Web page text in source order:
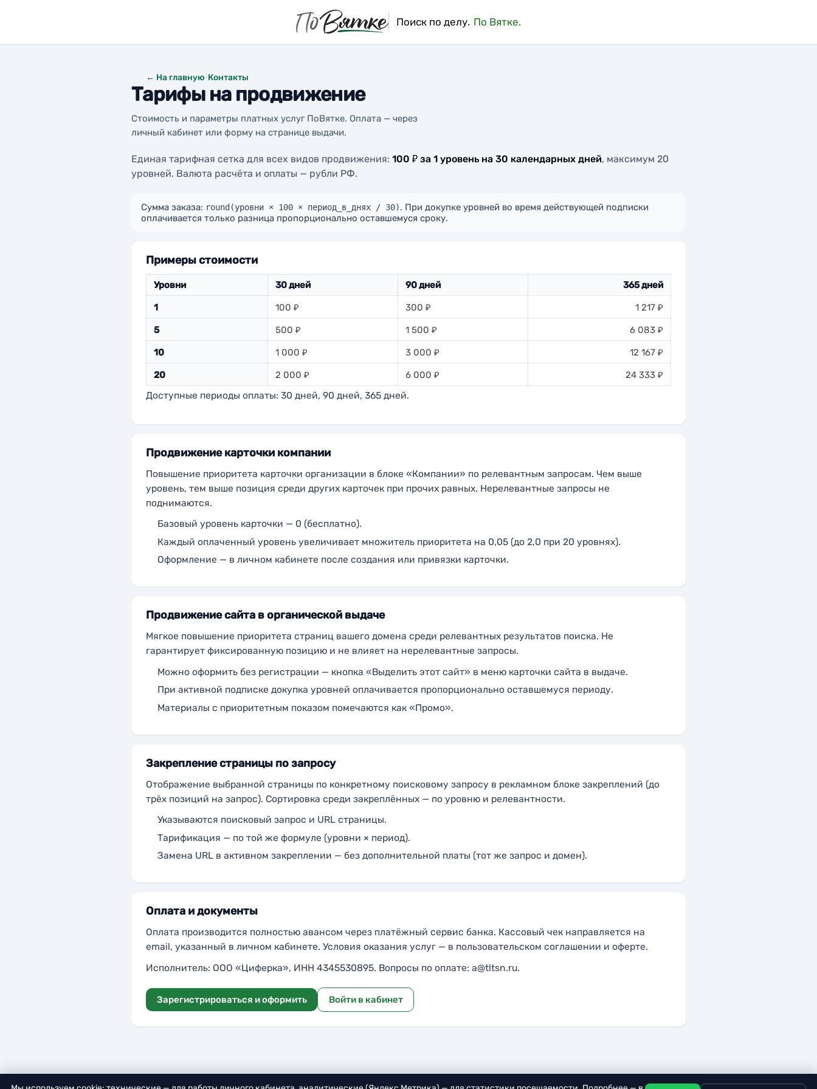
Поиск по делу. По Вятке.
← На главную·Контакты
Тарифы на продвижение
Стоимость и параметры платных услуг ПоВятке. Оплата — через
личный кабинет или форму на странице выдачи.
Единая тарифная сетка для всех видов продвижения: 100 ₽ за 1 уровень на 30 календарных дней, максимум 20
уровней. Валюта расчёта и оплаты — рубли РФ.
Сумма заказа: round(уровни × 100 × период_в_днях / 30). При докупке уровней во время действующей подписки
оплачивается только разница пропорционально оставшемуся сроку.
Примеры стоимости
Уровни 30 дней 90 дней 365 дней
1 100 ₽ 300 ₽ 1 217 ₽
5 500 ₽ 1 500 ₽ 6 083 ₽
10 1 000 ₽ 3 000 ₽ 12 167 ₽
20 2 000 ₽ 6 000 ₽ 24 333 ₽
Доступные периоды оплаты: 30 дней, 90 дней, 365 дней.
Продвижение карточки компании
Повышение приоритета карточки организации в блоке «Компании» по релевантным запросам. Чем выше
уровень, тем выше позиция среди других карточек при прочих равных. Нерелевантные запросы не
поднимаются.
Базовый уровень карточки — 0 (бесплатно).
Каждый оплаченный уровень увеличивает множитель приоритета на 0,05 (до 2,0 при 20 уровнях).
Оформление — в личном кабинете после создания или привязки карточки.
Продвижение сайта в органической выдаче
Мягкое повышение приоритета страниц вашего домена среди релевантных результатов поиска. Не
гарантирует фиксированную позицию и не влияет на нерелевантные запросы.
Можно оформить без регистрации — кнопка «Выделить этот сайт» в меню карточки сайта в выдаче.
При активной подписке докупка уровней оплачивается пропорционально оставшемуся периоду.
Материалы с приоритетным показом помечаются как «Промо».
Закрепление страницы по запросу
Отображение выбранной страницы по конкретному поисковому запросу в рекламном блоке закреплений (до
трёх позиций на запрос). Сортировка среди закреплённых — по уровню и релевантности.
Указываются поисковый запрос и URL страницы.
Тарификация — по той же формуле (уровни × период).
Замена URL в активном закреплении — без дополнительной платы (тот же запрос и домен).
Оплата и документы
Оплата производится полностью авансом через платёжный сервис банка. Кассовый чек направляется на
email, указанный в личном кабинете. Условия оказания услуг — в пользовательском соглашении и оферте.
Исполнитель: ООО «Циферка», ИНН 4345530895. Вопросы по оплате: a@tltsn.ru.
Зарегистрироваться и оформить Войти в кабинет